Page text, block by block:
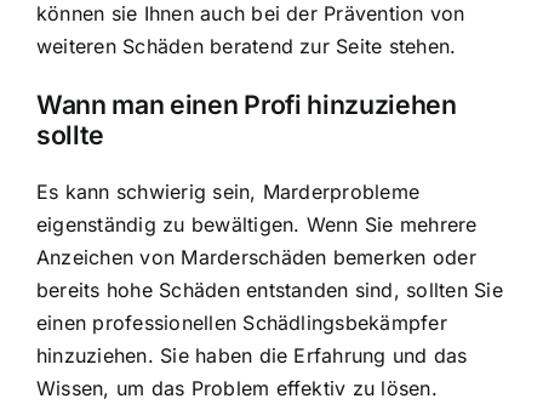
können sie Ihnen auch bei der Prävention von
weiteren Schäden beratend zur Seite stehen.
Wann man einen Profi hinzuziehen
sollte
Es kann schwierig sein, Marderprobleme
eigenständig zu bewältigen. Wenn Sie mehrere
Anzeichen von Marderschäden bemerken oder
bereits hohe Schäden entstanden sind, sollten Sie
einen professionellen Schädlingsbekämpfer
hinzuziehen. Sie haben die Erfahrung und das
Wissen, um das Problem effektiv zu lösen.